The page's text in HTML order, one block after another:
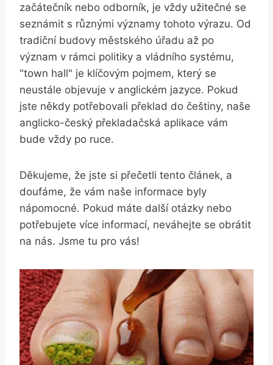
začátečník ​nebo odborník,​ je vždy užitečné se
seznámit⁤ s různými významy ⁢tohoto výrazu. Od
tradiční budovy městského úřadu až ​po
význam v rámci‍ politiky⁢ a vládního systému,
"town hall" je klíčovým pojmem, který ​se
neustále objevuje v anglickém jazyce. ⁤Pokud
jste někdy potřebovali⁢ překlad do ⁤češtiny, naše
anglicko-český⁢ překladačská aplikace ⁢vám
bude vždy ​po ruce.
Děkujeme,⁤ že jste si přečetli tento článek, a
doufáme, že vám ⁢naše informace byly‌
nápomocné. Pokud máte další otázky ⁤nebo
potřebujete ​více informací, neváhejte se obrátit
na nás. Jsme tu pro vás!